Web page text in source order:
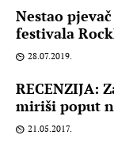
Nestao
festivala
28.07.2019.
RECENZIJA:
miriši poput
21.05.2017.